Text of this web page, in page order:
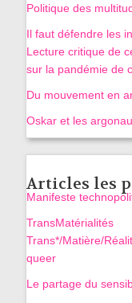
Politique des
Il faut défendre les
Lecture critique de
sur la pandémie de
Du mouvement en
Oskar et les
Articles les
Manifeste
TransMatérialités
Trans*/Matière/
queer
Le partage du